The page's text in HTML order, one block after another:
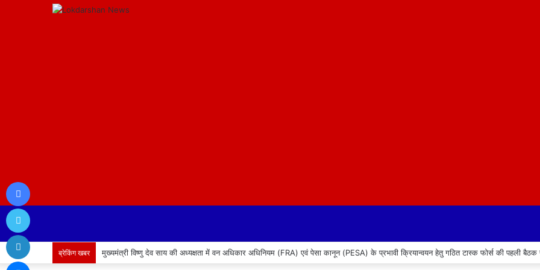
ब्रेकिंग खबर मुख्यमंत्री विष्णु देव साय की अध्यक्षता में वन अधिकार अधिनियम (FRA) एवं पेसा कानून (PESA) के प्रभावी क्रियान्वयन हेतु गठित टास्क फोर्स की पहली
Twitter
Messenger